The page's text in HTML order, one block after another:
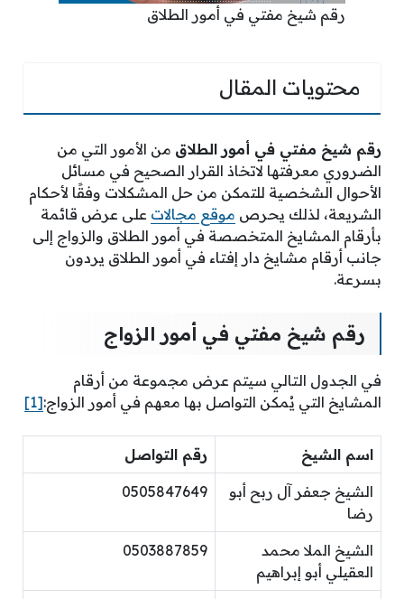
رقم شيخ مفتي في أمور الطلاق
محتويات المقال
رقم شيخ مفتي في أمور الطلاق من الأمور التي من
الضروري معرفتها لاتخاذ القرار الصحيح في مسائل
الأحوال الشخصية للتمكن من حل المشكلات وفقًا لأحكام
الشريعة، لذلك يحرص موقع مجالات على عرض قائمة
بأرقام المشايخ المتخصصة في أمور الطلاق والزواج إلى
جانب أرقام مشايخ دار إفتاء في أمور الطلاق يردون
بسرعة.
رقم شيخ مفتي في أمور الزواج
في الجدول التالي سيتم عرض مجموعة من أرقام
المشايخ التي يُمكن التواصل بها معهم في أمور الزواج:[1]
اسم الشيخ رقم التواصل
الشيخ جعفر آل ربح أبو
رضا
0505847649
الشيخ الملا محمد
العقيلي أبو إبراهيم
0503887859